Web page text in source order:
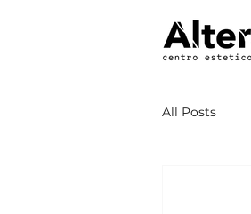
All Posts